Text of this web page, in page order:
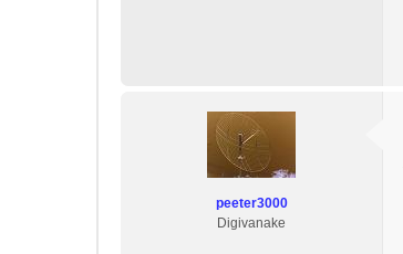
peeter3000
Digivanake